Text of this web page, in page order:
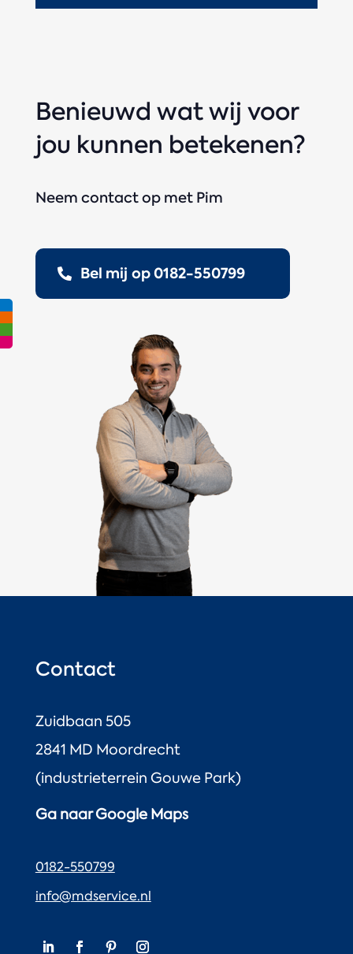
Benieuwd wat wij voor
jou kunnen betekenen?
Neem contact op met Pim
Bel mij op 0182-550799
Contact
Zuidbaan 505
2841 MD Moordrecht
(industrieterrein Gouwe Park)
Ga naar Google Maps
0182-550799
info@mdservice.nl